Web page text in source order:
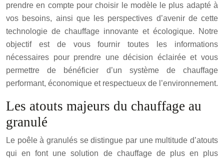
prendre en compte pour choisir le modèle le plus adapté à
vos besoins, ainsi que les perspectives d’avenir de cette
technologie de chauffage innovante et écologique. Notre
objectif est de vous fournir toutes les informations
nécessaires pour prendre une décision éclairée et vous
permettre de bénéficier d’un système de chauffage
performant, économique et respectueux de l’environnement.
Les atouts majeurs du chauffage au
granulé
Le poêle à granulés se distingue par une multitude d’atouts
qui en font une solution de chauffage de plus en plus